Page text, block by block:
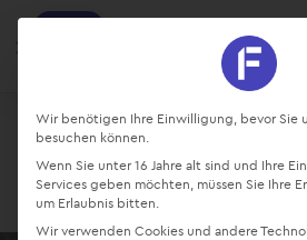
Projekte und Aufgaben managen
Kostenlos - Bei Google Play
Wir benötigen Ihre Einwilligung, bevor Sie
besuchen können.
Wenn Sie unter 16 Jahre alt sind und Ihre
Services geben möchten, müssen Sie Ihre
um Erlaubnis bitten.
Wir verwenden Cookies und andere